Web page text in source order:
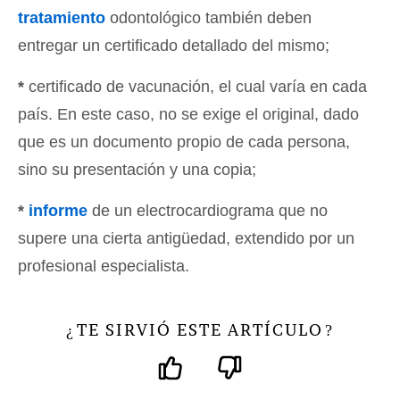
tratamiento odontológico también deben
entregar un certificado detallado del mismo;
* certificado de vacunación, el cual varía en cada
país. En este caso, no se exige el original, dado
que es un documento propio de cada persona,
sino su presentación y una copia;
* informe de un electrocardiograma que no
supere una cierta antigüedad, extendido por un
profesional especialista.
¿ TE SIRVIÓ ESTE ARTÍCULO ?